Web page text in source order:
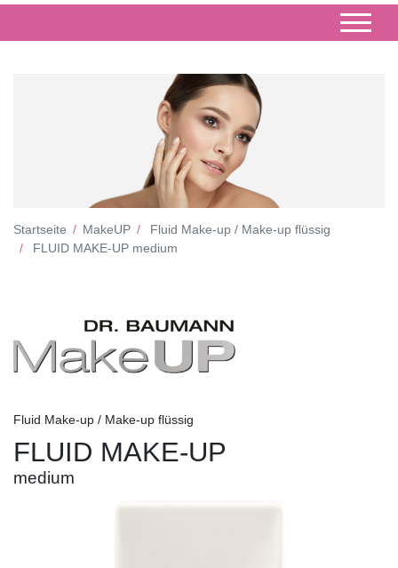
Startseite MakeUP
Fluid Make-up / Make-up flüssig
FLUID MAKE-UP medium
Fluid Make-up / Make-up flüssig
FLUID MAKE-UP
medium